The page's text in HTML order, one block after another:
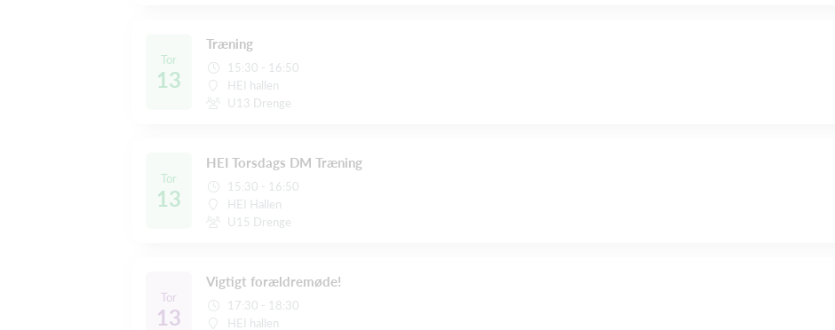
Tor
13
Træning
15:30 - 16:50
HEI hallen
U13 Drenge
Tor
13
HEI Torsdags DM Træning
15:30 - 16:50
HEI Hallen
U15 Drenge
Tor
13
Vigtigt forældremøde!
17:30 - 18:30
HEI hallen